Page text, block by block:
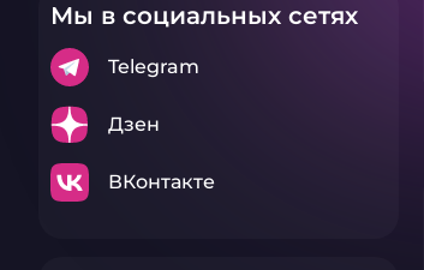
Мы в социальных сетях
Telegram
Дзен
ВКонтакте